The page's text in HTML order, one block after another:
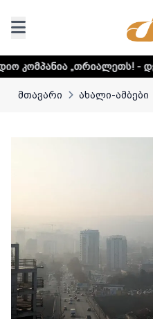
- დეტალური
მთავარი ახალი-ამბები